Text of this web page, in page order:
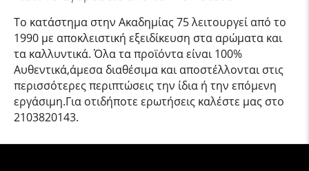
Το κατάστημα στην Ακαδημίας 75 λειτουργεί από το
1990 με αποκλειστική εξειδίκευση στα αρώματα και
τα καλλυντικά. Όλα τα προϊόντα είναι 100%
Αυθεντικά,άμεσα διαθέσιμα και αποστέλλονται στις
περισσότερες περιπτώσεις την ίδια ή την επόμενη
εργάσιμη.Για οτιδήποτε ερωτήσεις καλέστε μας στο
2103820143.